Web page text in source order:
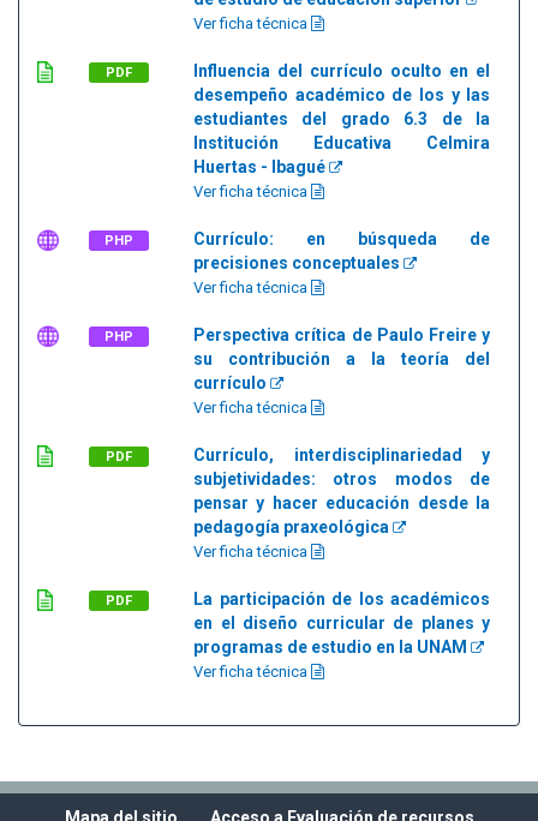
Ver ficha técnica
PDF
Influencia del currículo oculto en el
desempeño académico de los y las
estudiantes del grado 6.3 de la
Institución Educativa Celmira
Huertas - Ibagué
Ver ficha técnica
PHP
Currículo: en búsqueda de
precisiones conceptuales
Ver ficha técnica
PHP
Perspectiva crítica de Paulo Freire y
su contribución a la teoría del
currículo
Ver ficha técnica
PDF
Currículo, interdisciplinariedad y
subjetividades: otros modos de
pensar y hacer educación desde la
pedagogía praxeológica
Ver ficha técnica
PDF
La participación de los académicos
en el diseño curricular de planes y
programas de estudio en la UNAM
Ver ficha técnica